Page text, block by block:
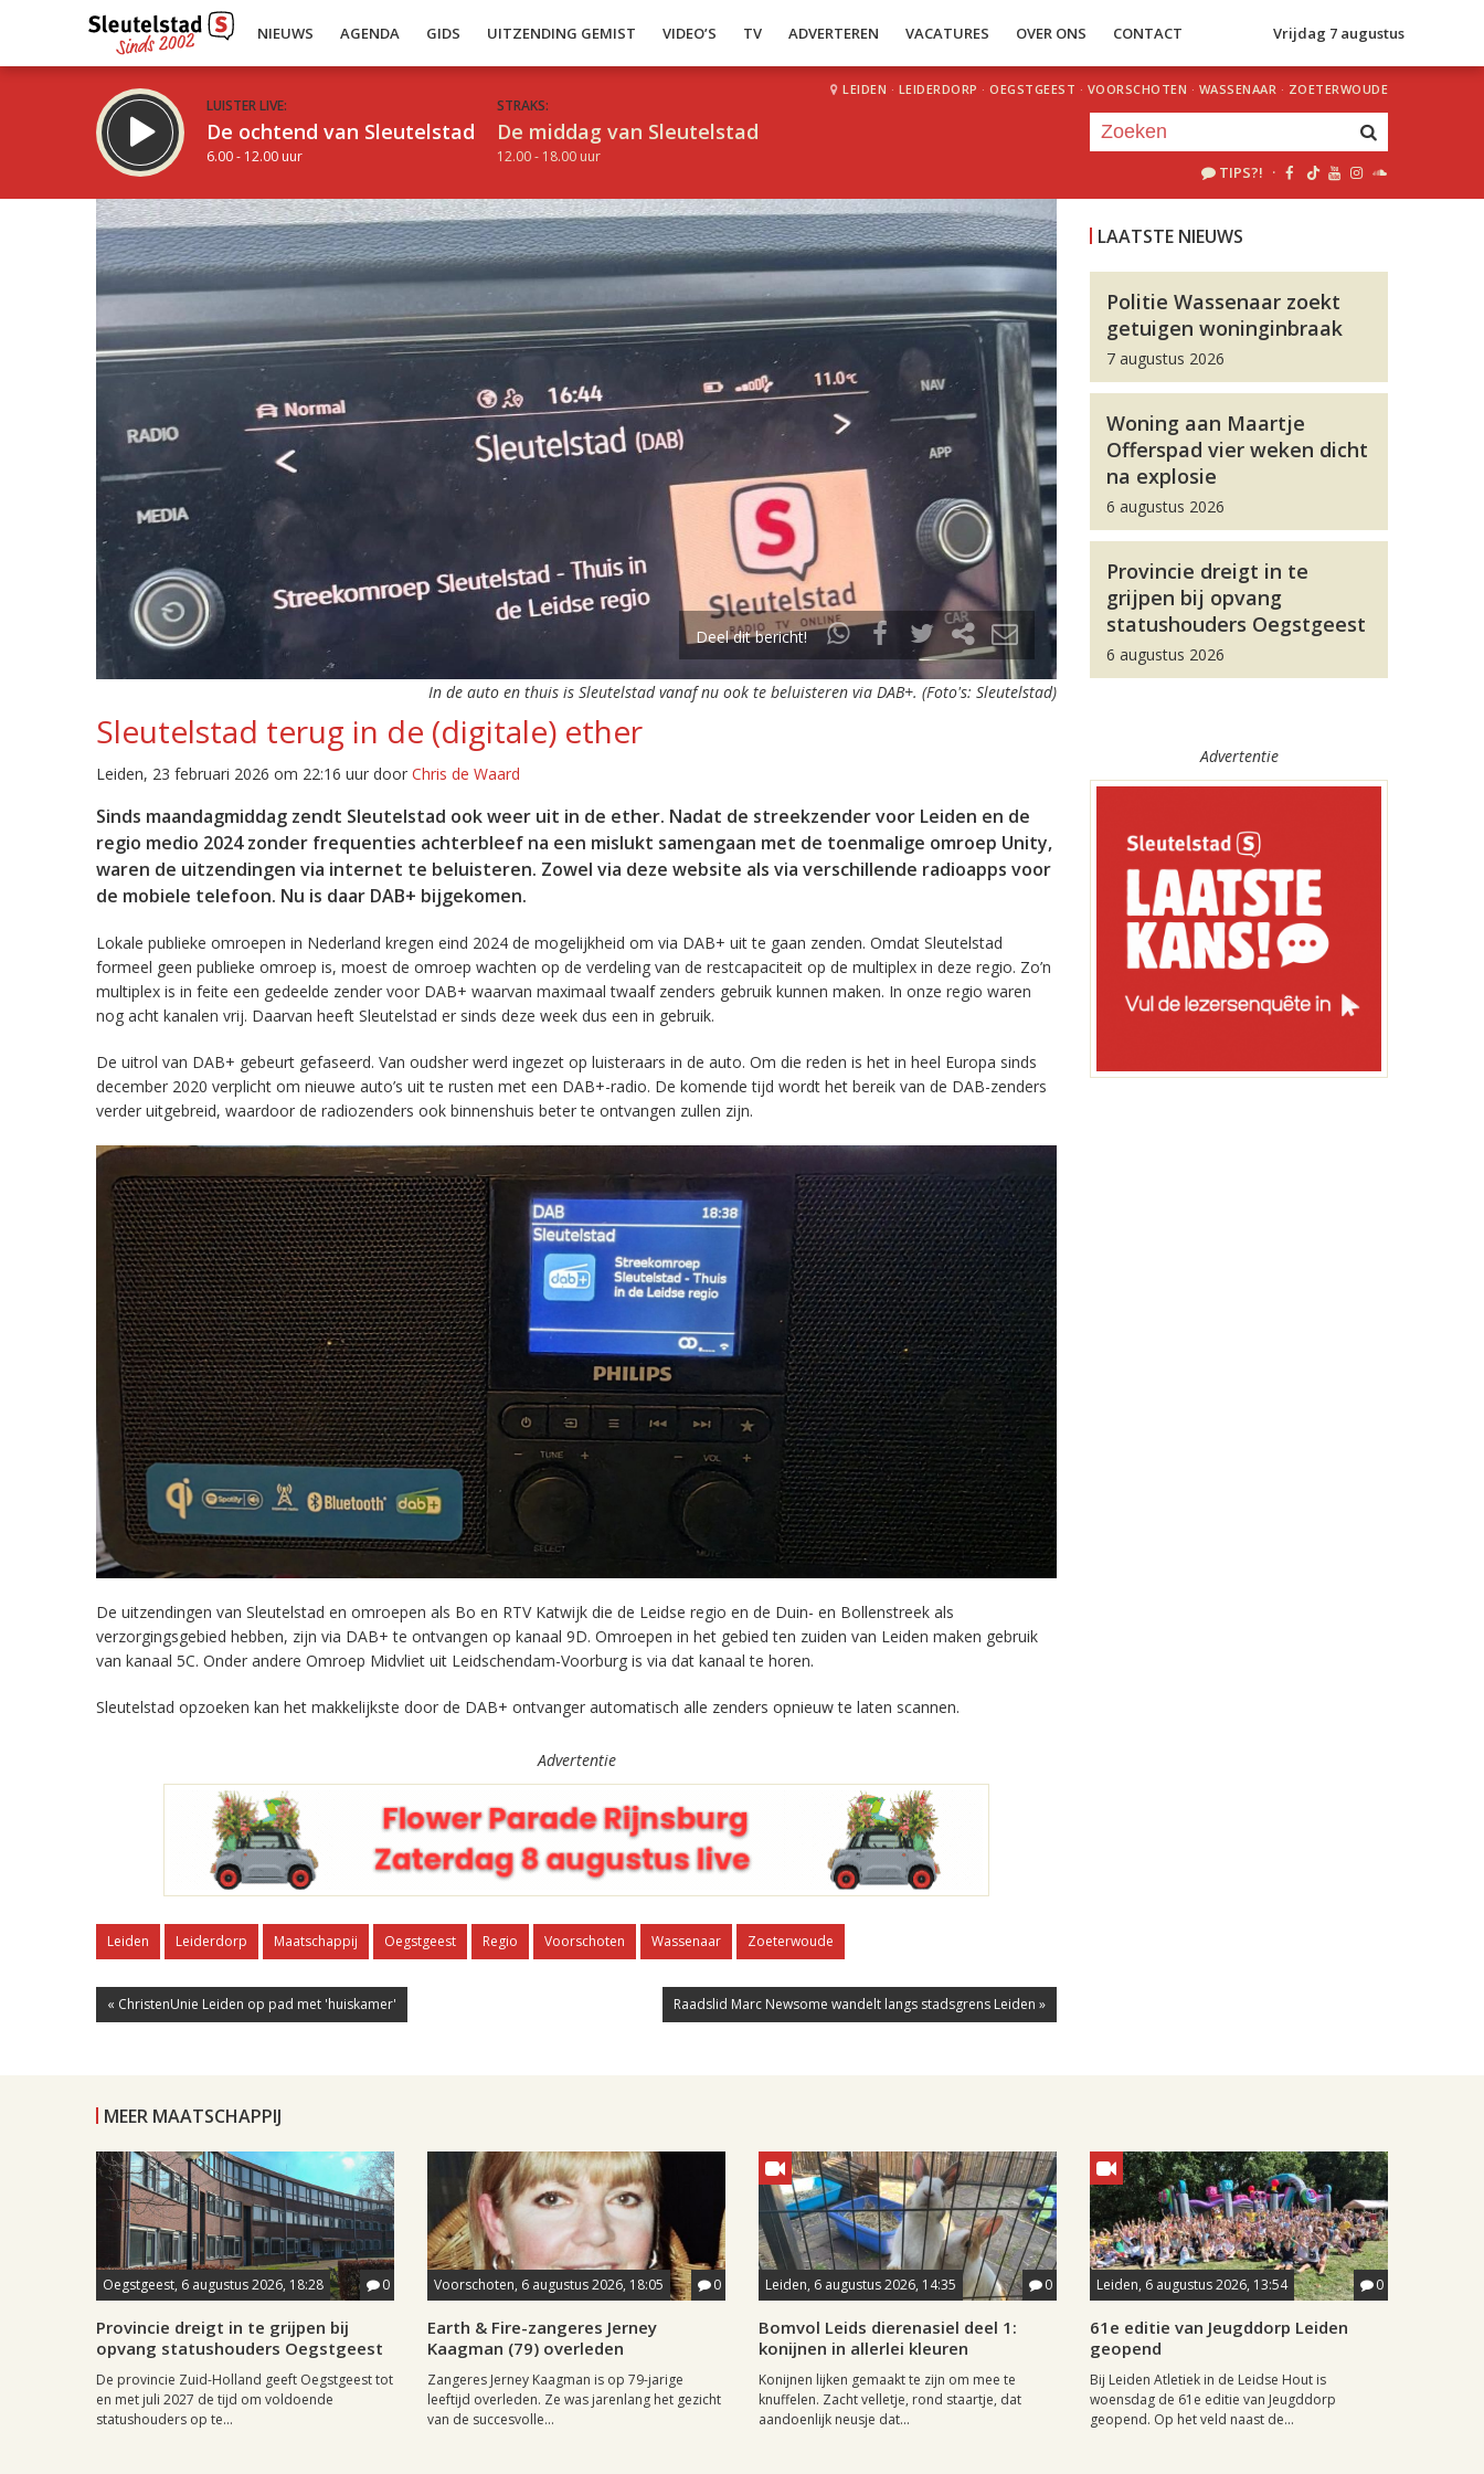
NIEUWS AGENDA GIDS UITZENDING GEMIST VIDEO’S TV ADVERTEREN VACATURES OVER ONS CONTACT Vrijdag 7 augustus
LUISTER LIVE:
De ochtend van Sleutelstad
6.00 - 12.00 uur
STRAKS:
De middag van Sleutelstad
12.00 - 18.00 uur
LEIDEN · LEIDERDORP · OEGSTGEEST · VOORSCHOTEN · WASSENAAR · ZOETERWOUDE
TIPS?! ·
Deel dit bericht!
In de auto en thuis is Sleutelstad vanaf nu ook te beluisteren via DAB+. (Foto's: Sleutelstad)
Sleutelstad terug in de (digitale) ether
Leiden, 23 februari 2026 om 22:16 uur door Chris de Waard
Sinds maandagmiddag zendt Sleutelstad ook weer uit in de ether. Nadat de streekzender voor Leiden en de
regio medio 2024 zonder frequenties achterbleef na een mislukt samengaan met de toenmalige omroep Unity,
waren de uitzendingen via internet te beluisteren. Zowel via deze website als via verschillende radioapps voor
de mobiele telefoon. Nu is daar DAB+ bijgekomen.
Lokale publieke omroepen in Nederland kregen eind 2024 de mogelijkheid om via DAB+ uit te gaan zenden. Omdat Sleutelstad
formeel geen publieke omroep is, moest de omroep wachten op de verdeling van de restcapaciteit op de multiplex in deze regio. Zo’n
multiplex is in feite een gedeelde zender voor DAB+ waarvan maximaal twaalf zenders gebruik kunnen maken. In onze regio waren
nog acht kanalen vrij. Daarvan heeft Sleutelstad er sinds deze week dus een in gebruik.
De uitrol van DAB+ gebeurt gefaseerd. Van oudsher werd ingezet op luisteraars in de auto. Om die reden is het in heel Europa sinds
december 2020 verplicht om nieuwe auto’s uit te rusten met een DAB+-radio. De komende tijd wordt het bereik van de DAB-zenders
verder uitgebreid, waardoor de radiozenders ook binnenshuis beter te ontvangen zullen zijn.
De uitzendingen van Sleutelstad en omroepen als Bo en RTV Katwijk die de Leidse regio en de Duin- en Bollenstreek als
verzorgingsgebied hebben, zijn via DAB+ te ontvangen op kanaal 9D. Omroepen in het gebied ten zuiden van Leiden maken gebruik
van kanaal 5C. Onder andere Omroep Midvliet uit Leidschendam-Voorburg is via dat kanaal te horen.
Sleutelstad opzoeken kan het makkelijkste door de DAB+ ontvanger automatisch alle zenders opnieuw te laten scannen.
Advertentie
Leiden Leiderdorp Maatschappij Oegstgeest Regio Voorschoten Wassenaar Zoeterwoude
« ChristenUnie Leiden op pad met 'huiskamer' Raadslid Marc Newsome wandelt langs stadsgrens Leiden »
LAATSTE NIEUWS
Politie Wassenaar zoekt
getuigen woninginbraak
7 augustus 2026
Woning aan Maartje
Offerspad vier weken dicht
na explosie
6 augustus 2026
Provincie dreigt in te
grijpen bij opvang
statushouders Oegstgeest
6 augustus 2026
Advertentie
MEER MAATSCHAPPIJ
Oegstgeest, 6 augustus 2026, 18:28 0
Provincie dreigt in te grijpen bij
opvang statushouders Oegstgeest
De provincie Zuid-Holland geeft Oegstgeest tot
en met juli 2027 de tijd om voldoende
statushouders op te...
Voorschoten, 6 augustus 2026, 18:05 0
Earth & Fire-zangeres Jerney
Kaagman (79) overleden
Zangeres Jerney Kaagman is op 79-jarige
leeftijd overleden. Ze was jarenlang het gezicht
van de succesvolle...
Leiden, 6 augustus 2026, 14:35 0
Bomvol Leids dierenasiel deel 1:
konijnen in allerlei kleuren
Konijnen lijken gemaakt te zijn om mee te
knuffelen. Zacht velletje, rond staartje, dat
aandoenlijk neusje dat...
Leiden, 6 augustus 2026, 13:54 0
61e editie van Jeugddorp Leiden
geopend
Bij Leiden Atletiek in de Leidse Hout is
woensdag de 61e editie van Jeugddorp
geopend. Op het veld naast de...